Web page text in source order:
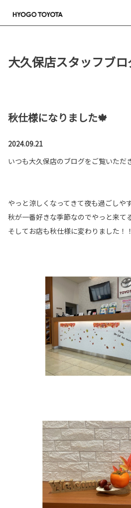
大久保店スタッフブロ
秋仕様になりました🍁
2024.09.21
いつも大久保店のブログをご覧いただ
やっと涼しくなってきて夜も過ごし
秋が一番好きな季節なのでやっと来て
そしてお店も秋仕様に変わりました！！